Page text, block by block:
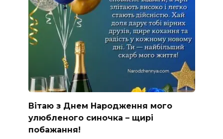
Вітаю з Днем Народження мого
улюбленого синочка – щирі
побажання!